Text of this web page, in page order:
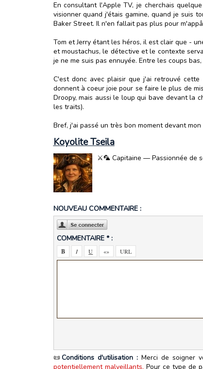
En consultant l'Apple TV, je cherchais
visionner quand j'étais gamine, quand je suis
Baker Street. Il n'en fallait pas plus pour
Tom et Jerry étant les héros, il est clair que -
et moustachus, le détective et le contexte
je ne me suis pas ennuyée. Entre les coups
C'est donc avec plaisir que j'ai retrouvé
donnent à coeur joie pour se faire le plus de
Droopy, mais aussi le loup qui bave devant la
les traits).
Bref, j'ai passé un très bon moment devant
Koyolite Tseila
⚔️🦜 Capitaine — Passionnée de
NOUVEAU COMMENTAIRE :
COMMENTAIRE * :
📜Conditions d'utilisation :Merci de soigner
potentiellement malveillants. Pour ce type de